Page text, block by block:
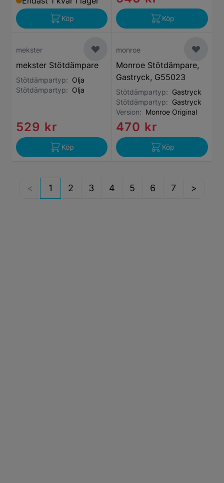
Köp Köp
mekster
mekster Stötdämpare
Stötdämpartyp: Olja
Stötdämpartyp: Olja
529 kr
Köp
monroe
Monroe Stötdämpare,
Gastryck, G55023
Stötdämpartyp: Gastryck
Stötdämpartyp: Gastryck
Version: Monroe Original
470 kr
Köp
1 2 3 4 5 6 7